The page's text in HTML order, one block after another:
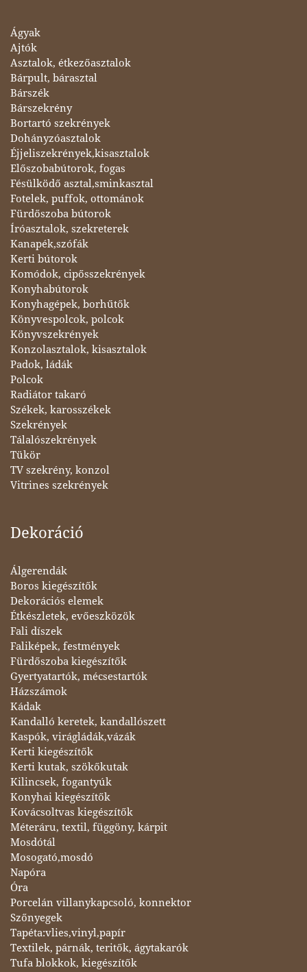
Ágyak
Ajtók
Asztalok, étkezőasztalok
Bárpult, bárasztal
Bárszék
Bárszekrény
Bortartó szekrények
Dohányzóasztalok
Éjjeliszekrények,kisasztalok
Előszobabútorok, fogas
Fésülködő asztal,sminkasztal
Fotelek, puffok, ottománok
Fürdőszoba bútorok
Íróasztalok, szekreterek
Kanapék,szófák
Kerti bútorok
Komódok, cipősszekrények
Konyhabútorok
Konyhagépek, borhűtők
Könyvespolcok, polcok
Könyvszekrények
Konzolasztalok, kisasztalok
Padok, ládák
Polcok
Radiátor takaró
Székek, karosszékek
Szekrények
Tálalószekrények
Tükör
TV szekrény, konzol
Vitrines szekrények
Dekoráció
Álgerendák
Boros kiegészítők
Dekorációs elemek
Étkészletek, evőeszközök
Fali díszek
Faliképek, festmények
Fürdőszoba kiegészítők
Gyertyatartók, mécsestartók
Házszámok
Kádak
Kandalló keretek, kandallószett
Kaspók, virágládák,vázák
Kerti kiegészítők
Kerti kutak, szökőkutak
Kilincsek, fogantyúk
Konyhai kiegészítők
Kovácsoltvas kiegészítők
Méteráru, textil, függöny, kárpit
Mosdótál
Mosogató,mosdó
Napóra
Óra
Porcelán villanykapcsoló, konnektor
Szőnyegek
Tapéta:vlies,vinyl,papír
Textilek, párnák, teritők, ágytakarók
Tufa blokkok, kiegészítők